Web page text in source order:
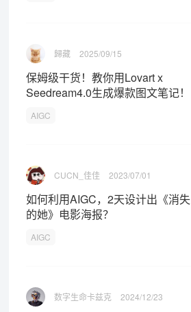
歸藏 2025/09/15
保姆级干货！教你用Lovart x
Seedream4.0生成爆款图文笔记！
AIGC
CUCN_佳佳 2023/07/01
如何利用AIGC，2天设计出《消失
的她》电影海报？
AIGC
数字生命卡兹克 2024/12/23